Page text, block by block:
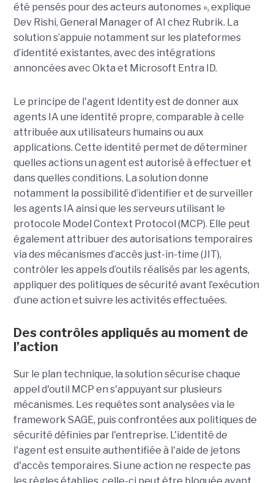
été pensés pour des acteurs autonomes », explique
Dev Rishi, General Manager of AI chez Rubrik. La
solution s’appuie notamment sur les plateformes
d’identité existantes, avec des intégrations
annoncées avec Okta et Microsoft Entra ID.
Le principe de l'agent Identity est de donner aux
agents IA une identité propre, comparable à celle
attribuée aux utilisateurs humains ou aux
applications. Cette identité permet de déterminer
quelles actions un agent est autorisé à effectuer et
dans quelles conditions. La solution donne
notamment la possibilité d’identifier et de surveiller
les agents IA ainsi que les serveurs utilisant le
protocole Model Context Protocol (MCP). Elle peut
également attribuer des autorisations temporaires
via des mécanismes d’accès just-in-time (JIT),
contrôler les appels d’outils réalisés par les agents,
appliquer des politiques de sécurité avant l’exécution
d’une action et suivre les activités effectuées.
Des contrôles appliqués au moment de
l’action
Sur le plan technique, la solution sécurise chaque
appel d'outil MCP en s'appuyant sur plusieurs
mécanismes. Les requêtes sont analysées via le
framework SAGE, puis confrontées aux politiques de
sécurité définies par l'entreprise. L'identité de
l'agent est ensuite authentifiée à l'aide de jetons
d'accès temporaires. Si une action ne respecte pas